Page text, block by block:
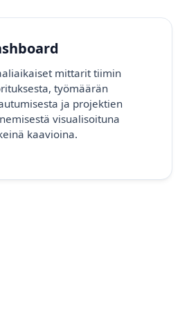
mittarit tiimin
työmäärän
ja projektien
visualisoituna
kaavioina.